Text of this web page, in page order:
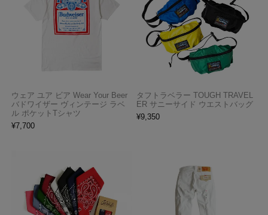
ウェア ユア ビア Wear Your Beer
バドワイザー ヴィンテージ ラベ
ル ポケットTシャツ
¥7,700
タフトラベラー TOUGH TRAVEL
ER サニーサイド ウエストバッグ
¥9,350